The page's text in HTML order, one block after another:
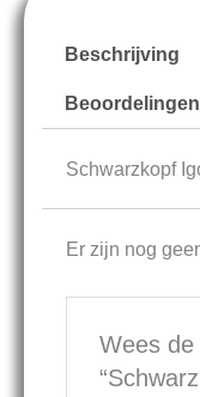
Beschrijving
Schwarzkopf
Er zijn nog
Wees